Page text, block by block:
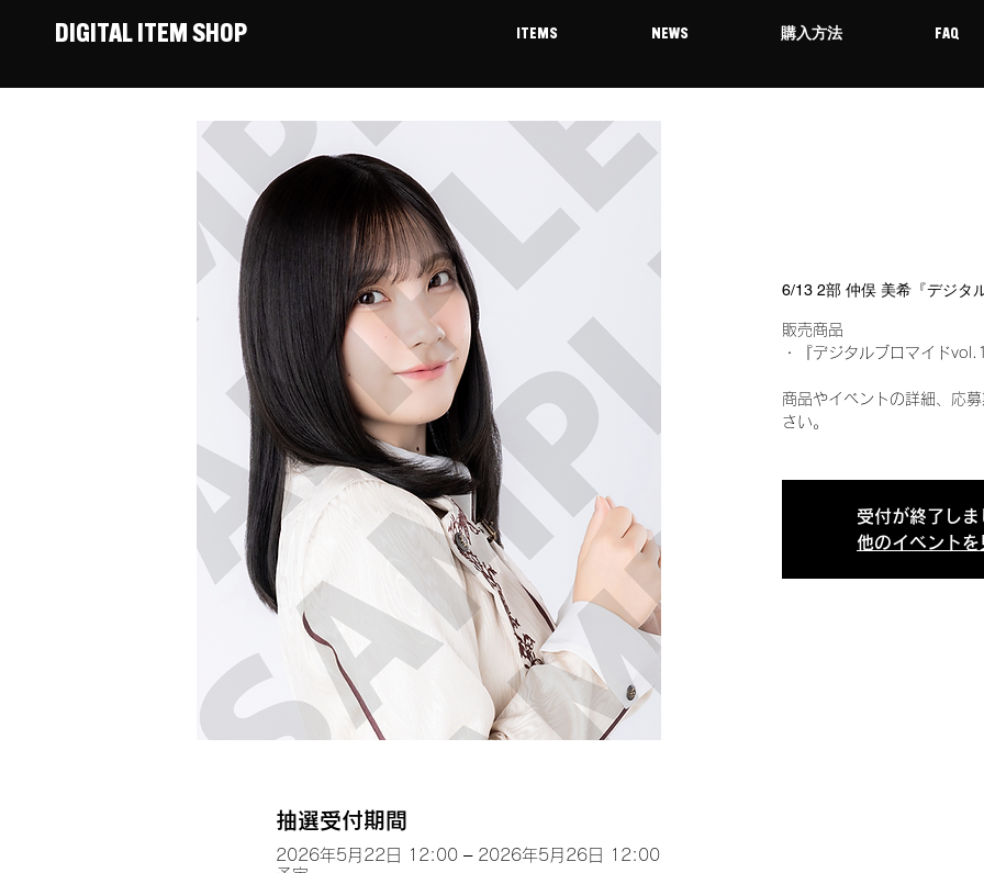
DIGITAL ITEM SHOP ITEMS NEWS 購入方法 FAQ
6/13 2部 仲俣 美希『デジタ
販売商品
・『デジタルブロマイド
商品やイベントの詳細、応
さい。
受付が終了しま
他のイベントを
抽選受付期間
2026年5月22日 12:00 – 2026年5月26日 12:00